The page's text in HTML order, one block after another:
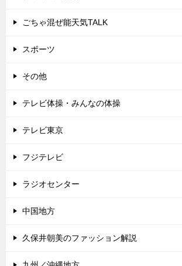
ごちゃ混ぜ能天気TALK
スポーツ
その他
テレビ体操・みんなの体操
テレビ東京
フジテレビ
ラジオセンター
中国地方
久保井朝美のファッション解説